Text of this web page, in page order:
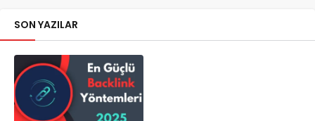
SON YAZILAR